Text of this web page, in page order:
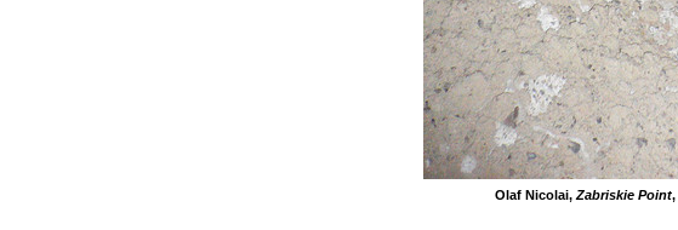
Olaf Nicolai, Zabriskie Point,